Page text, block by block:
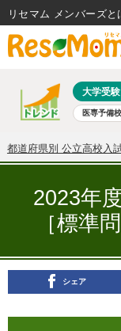
大学受
医専予備
共通テスト 夏休み
自由研究教材（小学生向け
ランキング
都道府県別 公立高校入
2023年
［標準
シェア
リセマム メンバーズ